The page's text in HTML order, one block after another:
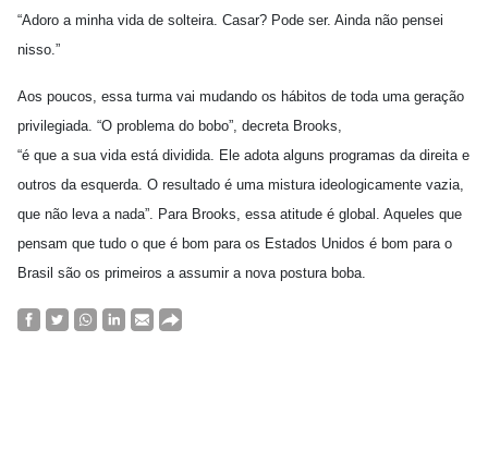
“Adoro a minha vida de solteira. Casar? Pode ser. Ainda não pensei
nisso.”
Aos poucos, essa turma vai mudando os hábitos de toda uma geração
privilegiada. “O problema do bobo”, decreta Brooks,
“é que a sua vida está dividida. Ele adota alguns programas da direita e
outros da esquerda. O resultado é uma mistura ideologicamente vazia,
que não leva a nada”. Para Brooks, essa atitude é global. Aqueles que
pensam que tudo o que é bom para os Estados Unidos é bom para o
Brasil são os primeiros a assumir a nova postura boba.